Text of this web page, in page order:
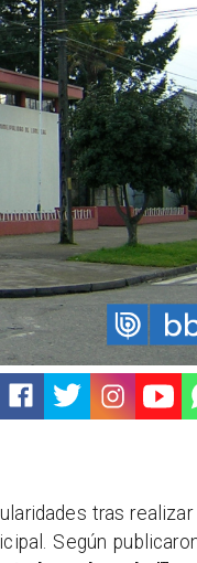
tras realizar
Según